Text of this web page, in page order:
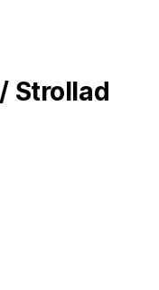
Strollad